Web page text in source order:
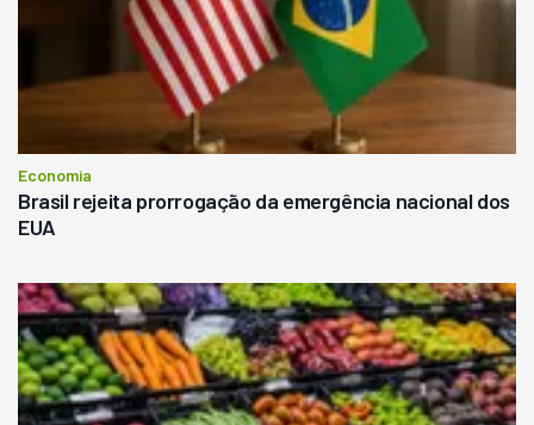
Economia
Brasil rejeita prorrogação da emergência nacional dos
EUA